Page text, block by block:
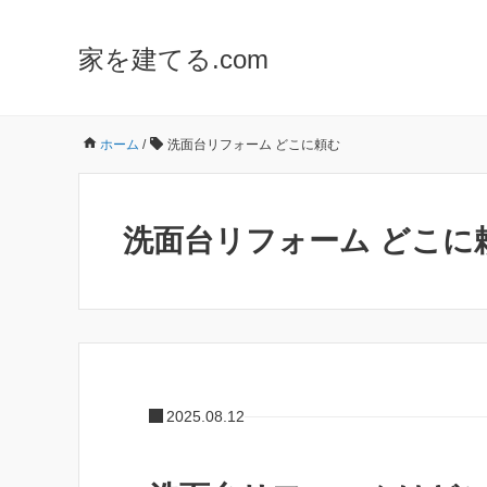
家を建てる.com
ホーム / 洗面台リフォーム どこに頼む
洗面台リフォーム どこに
2025.08.12